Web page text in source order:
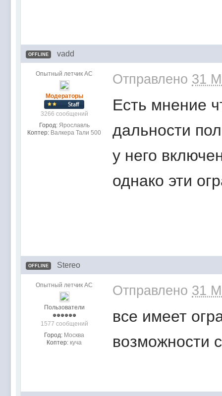
OFFLINE vadd
Опытный летчик АС
Модераторы
3266 сообщений
Город: Ярославль
Коптер: Валкера Тали 500
Отправлено 31
Есть мнение
дальности
у него
однако эти
OFFLINE Stereo
Опытный летчик АС
Пользователи
1577 сообщений
Город: Москва
Коптер: куча
Отправлено 31
все имеет
возможности